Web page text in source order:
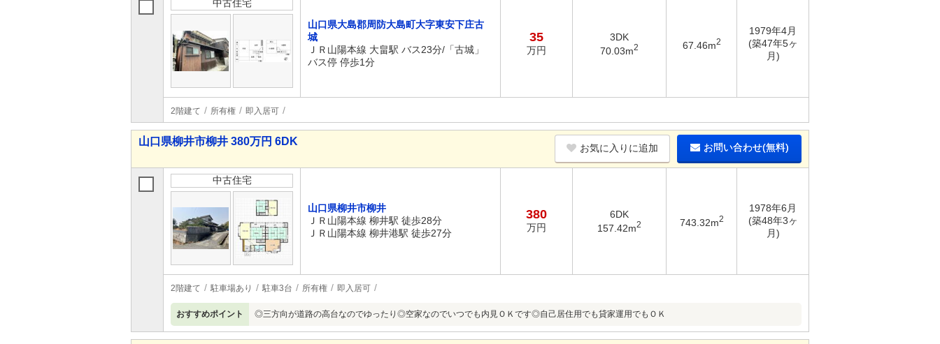
中古住宅
山口県大島郡周防大島町大字東安下庄古
城
ＪＲ山陽本線 大畠駅 バス23分/「古城」
バス停 停歩1分
35
万円
3DK
70.03m2 67.46m2
1979年4月
(築47年5ヶ
月)
2階建て 所有権 即入居可
山口県柳井市柳井 380万円 6DK
お気に入りに追加 お問い合わせ(無料)
中古住宅
山口県柳井市柳井
ＪＲ山陽本線 柳井駅 徒歩28分
ＪＲ山陽本線 柳井港駅 徒歩27分
380
万円
6DK
157.42m2 743.32m2
1978年6月
(築48年3ヶ
月)
2階建て 駐車場あり 駐車3台 所有権 即入居可
おすすめポイント ◎三方向が道路の高台なのでゆったり◎空家なのでいつでも内見ＯＫです◎自己居住用でも貸家運用でもＯＫ